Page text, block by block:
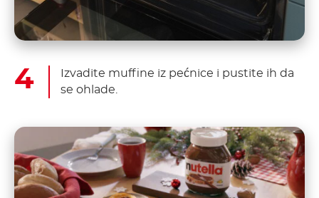
Izvadite muffine iz pećnice i pustite ih da
se ohlade.